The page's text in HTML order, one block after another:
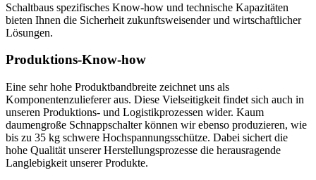
Schaltbaus spezifisches Know-how und technische Kapazitäten
bieten Ihnen die Sicherheit zukunftsweisender und wirtschaftlicher
Lösungen.
Produktions-Know-how
Eine sehr hohe Produktbandbreite zeichnet uns als
Komponentenzulieferer aus. Diese Vielseitigkeit findet sich auch in
unseren Produktions- und Logistikprozessen wider. Kaum
daumengroße Schnappschalter können wir ebenso produzieren, wie
bis zu 35 kg schwere Hochspannungsschütze. Dabei sichert die
hohe Qualität unserer Herstellungsprozesse die herausragende
Langlebigkeit unserer Produkte.